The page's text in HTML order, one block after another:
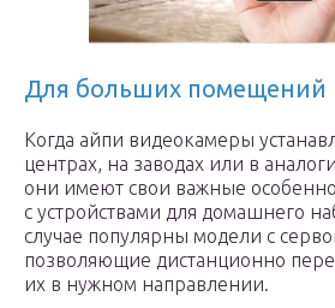
Для больших помещений
Когда айпи видеокамеры
центрах, на заводах или в
они имеют свои важные
с устройствами для домашнего
случае популярны модели с
позволяющие дистанционно
их в нужном направлении.